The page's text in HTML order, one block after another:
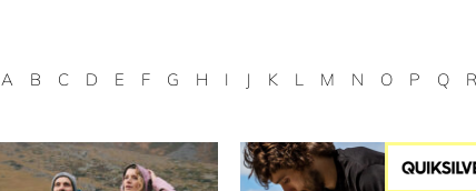
A B C D E F G H I J K L M N O P Q R